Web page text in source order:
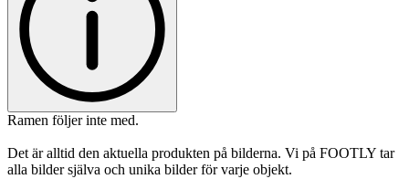
Ramen följer inte med.
Det är alltid den aktuella produkten på bilderna. Vi på FOOTLY tar
alla bilder själva och unika bilder för varje objekt.